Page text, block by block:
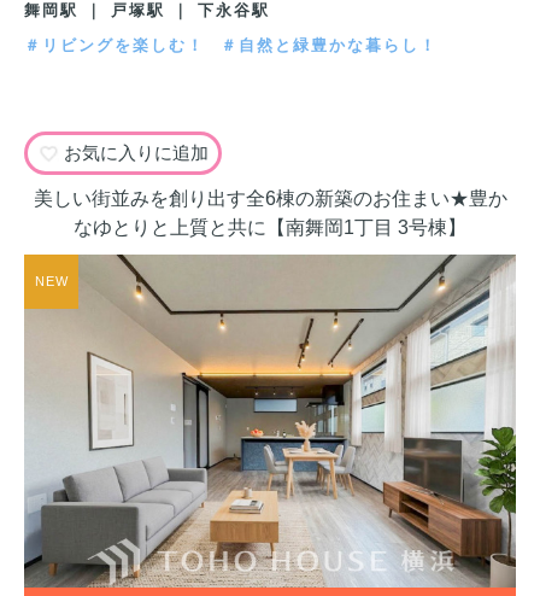
舞岡駅 ｜ 戸塚駅 ｜ 下永谷駅
＃リビングを楽しむ！
＃自然と緑豊かな暮らし！
お気に入りに追加
美しい街並みを創り出す全6棟の新築のお住まい★豊か
なゆとりと上質と共に【南舞岡1丁目 3号棟】